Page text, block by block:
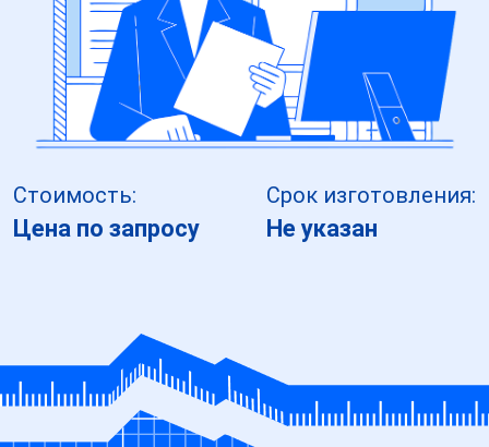
Стоимость:
Цена по запросу
Срок изготовления:
Не указан